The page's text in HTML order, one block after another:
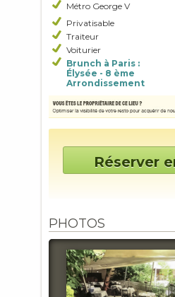
Métro George V
Privatisable
Traiteur
Voiturier
Brunch à Paris :
Élysée - 8 ème
Arrondissement
Réserver
PHOTOS